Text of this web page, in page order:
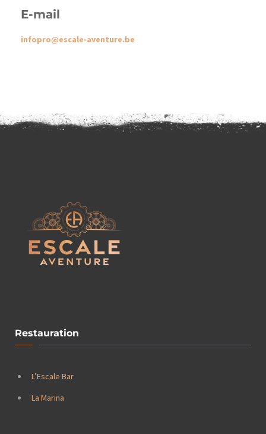
E-mail
infopro@escale-aventure.be
Restauration
L’Escale Bar
La Marina